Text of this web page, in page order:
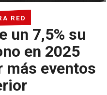
RED
un 7,5% su
en 2025
más eventos